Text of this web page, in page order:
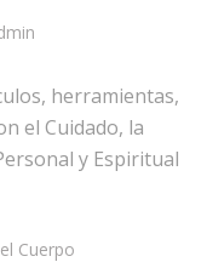
herramientas,
el Cuidado, la
y Espiritual
Cuerpo